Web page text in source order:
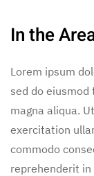
In the
Lorem ipsum
sed do
magna aliqua.
exercitation
commodo
reprehenderit